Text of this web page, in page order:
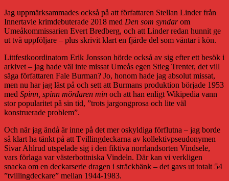
Jag uppmärksammades också på att författaren Stellan Linder från
Innertavle krimdebuterade 2018 med Den som syndarom
Umeåkommissarien Evert Bredberg, och att Linder redan hunnit ge
ut två uppföljare – plus skrivit klart en fjärde del som väntar i kön.
Littfestkoordinatorn Erik Jonsson hörde också av sig efter ett besök i
arkivet – jag hade väl inte missat Umeås egen Stieg Trenter, det vill
säga författaren Fale Burman? Jo, honom hade jag absolut missat,
men nu har jag läst på och sett att Burmans produktion började 1953
med Spinn, spinn mördaren min och att han enligt Wikipedia vann
stor popularitet på sin tid, ”trots jargongprosa och lite väl
konstruerade problem”.
Och när jag ändå är inne på det mer oskyldiga förflutna – jag borde
så klart ha tänkt på att Tvillingdeckarna av kollektivpseudonymen
Sivar Ahlrud utspelade sig i den fiktiva norrlandsorten Vindsele,
vars förlaga var västerbottniska Vindeln. Där kan vi verkligen
snacka om en deckarserie dragen i sträckbänk – det gavs ut totalt 54
”tvillingdeckare” mellan 1944-1983.